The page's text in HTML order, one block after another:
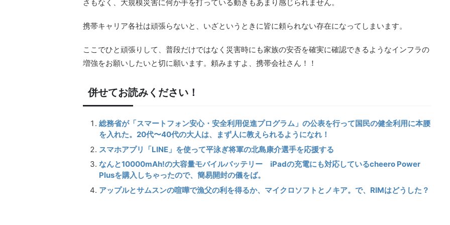
さもなく、大規模災害に何か手を打っている動きもあまり感じられません。
携帯キャリア各社は頑張らないと、いざというときに皆に頼られない存在になってしまいます。
ここでひと頑張りして、普段だけではなく災害時にも家族の安否を確実に確認できるようなインフラの
増強をお願いしたいと切に願います。頼みますよ、携帯会社さん！！
併せてお読みください！
総務省が「スマートフォン安心・安全利用促進プログラム」の公表を行って国民の健全利用に本腰
を入れた。20代〜40代の大人は、まず人に教えられるようになれ！
スマホアプリ「LINE」を使って平泳ぎ将軍の北島康介選手を応援する
なんと10000mAh!の大容量モバイルバッテリー iPadの充電にも対応しているcheero Power
Plusを購入しちゃったので、簡易開封の儀をば。
アップルとサムスンの喧嘩で漁父の利を得るか、マイクロソフトとノキア。で、RIMはどうした？